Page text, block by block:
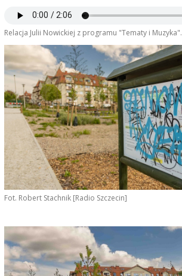
Relacja Julii Nowickiej z programu "Tematy i Muzyka".
Fot. Robert Stachnik [Radio Szczecin]